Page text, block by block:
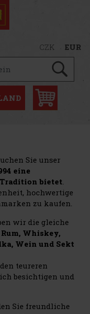
CZK EUR
Sie unser
eine
bietet
hochwertige
zu kaufen.
wir die gleiche
Whiskey,
Wein und Sekt
teureren
besichtigen und
Sie freundliche